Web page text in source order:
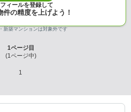
ィールを登録して
件の精度を上げよう！
新築マンションは対象外です
1ページ目
(1ページ中)
1